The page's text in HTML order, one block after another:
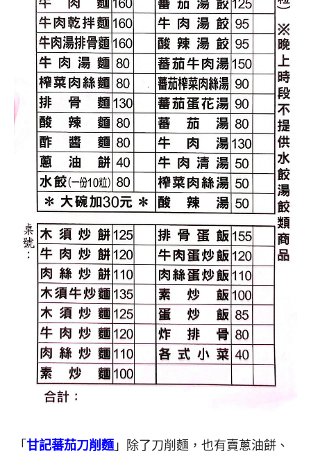
「 甘記蕃茄刀削麵 」除了刀削麵，也有賣蔥油餅、